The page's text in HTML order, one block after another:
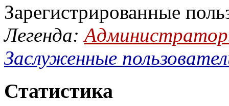
Зарегистрированные
Легенда:
Заслуженные
Статистика